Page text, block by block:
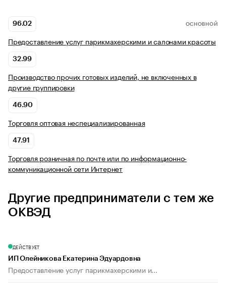
96.02 ОСНОВНОЙ
Предоставление услуг парикмахерскими и салонами красоты
32.99
Производство прочих готовых изделий, не включенных в
другие группировки
46.90
Торговля оптовая неспециализированная
47.91
Торговля розничная по почте или по информационно-
коммуникационной сети Интернет
Другие предприниматели с тем же
ОКВЭД
ДЕЙСТВУЕТ
ИП Олейникова Екатерина Эдуардовна
Предоставление услуг парикмахерскими и...